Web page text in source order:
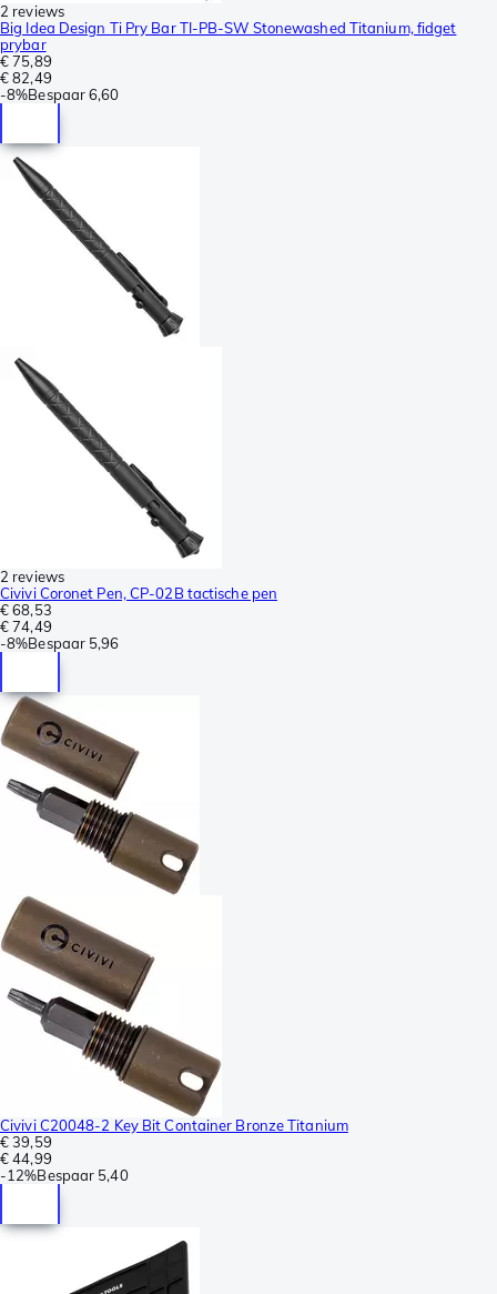
2 reviews
Big Idea Design Ti Pry Bar TI-PB-SW Stonewashed Titanium, fidget
prybar
€ 75,89
€ 82,49
-8%Bespaar6,60
2 reviews
Civivi Coronet Pen, CP-02B tactische pen
€ 68,53
€ 74,49
-8%Bespaar 5,96
Civivi C20048-2 Key Bit Container Bronze Titanium
€ 39,59
€ 44,99
-12%Bespaar 5,40